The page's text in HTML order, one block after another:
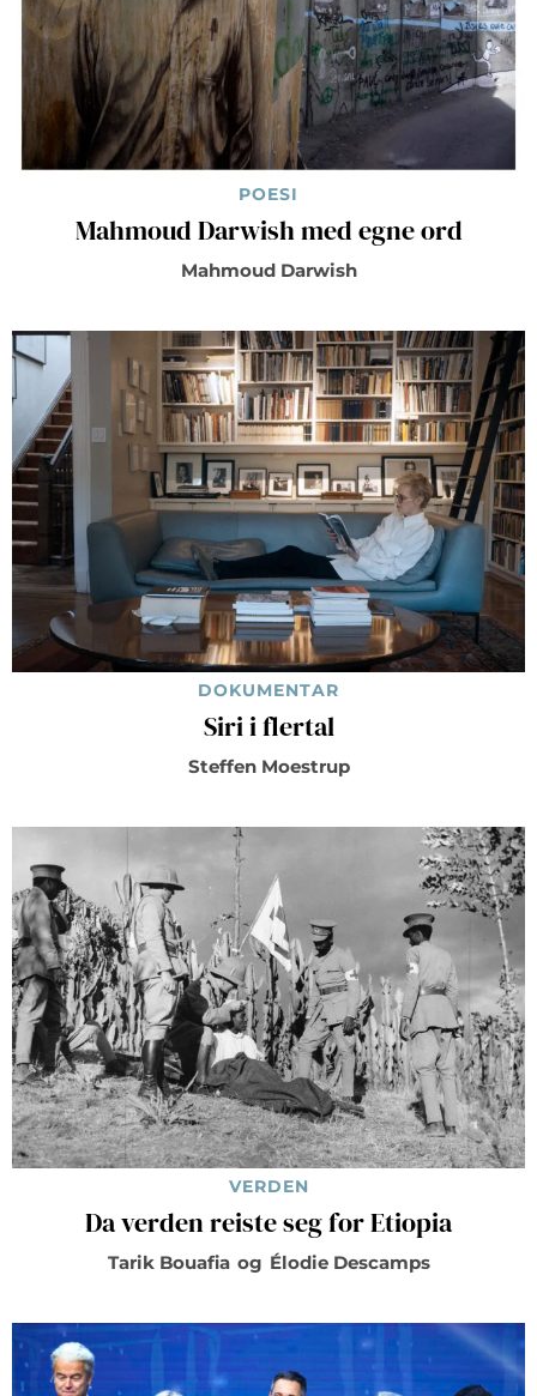
POESI
Mahmoud Darwish med egne ord
Mahmoud Darwish
DOKUMENTAR
Siri i flertal
Steffen Moestrup
VERDEN
Da verden reiste seg for Etiopia
Tarik Bouafia og Élodie Descamps